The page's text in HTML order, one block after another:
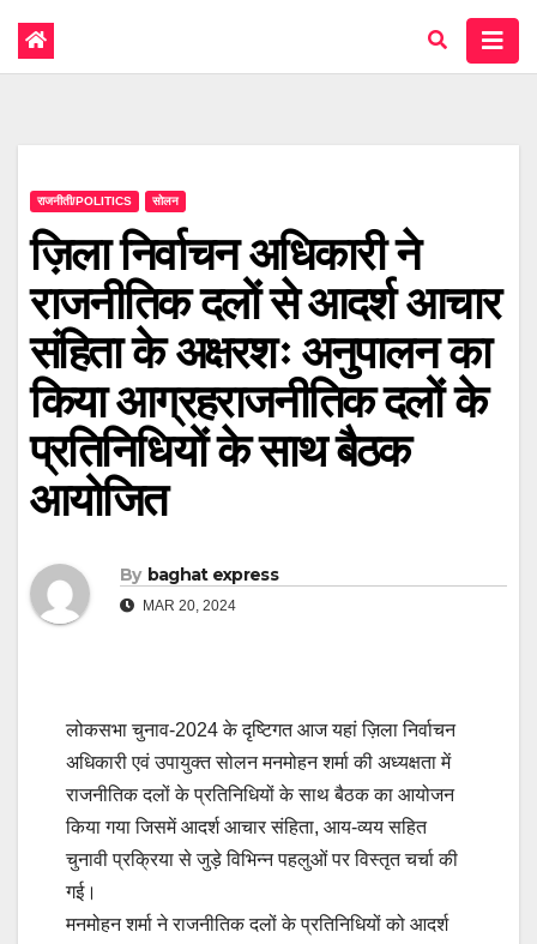
राजनीती/POLITICS सोलन
ज़िला निर्वाचन अधिकारी ने
राजनीतिक दलों से आदर्श आचार
संहिता के अक्षरशः अनुपालन का
किया आग्रहराजनीतिक दलों के
प्रतिनिधियों के साथ बैठक
आयोजित
By baghat express
MAR 20, 2024
लोकसभा चुनाव-2024 के दृष्टिगत आज यहां ज़िला निर्वाचन
अधिकारी एवं उपायुक्त सोलन मनमोहन शर्मा की अध्यक्षता में
राजनीतिक दलों के प्रतिनिधियों के साथ बैठक का आयोजन
किया गया जिसमें आदर्श आचार संहिता, आय-व्यय सहित
चुनावी प्रक्रिया से जुड़े विभिन्न पहलुओं पर विस्तृत चर्चा की
गई।
मनमोहन शर्मा ने राजनीतिक दलों के प्रतिनिधियों को आदर्श